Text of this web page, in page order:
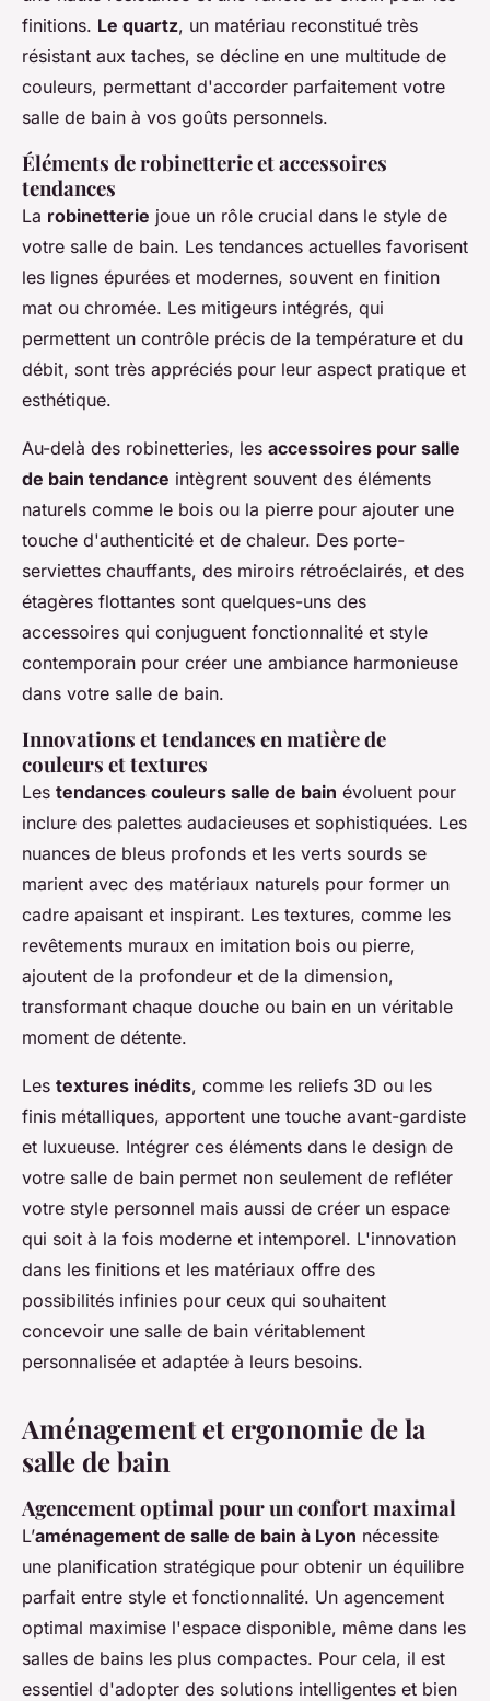
finitions. Le quartz, un matériau reconstitué très
résistant aux taches, se décline en une multitude de
couleurs, permettant d'accorder parfaitement votre
salle de bain à vos goûts personnels.
Éléments de robinetterie et accessoires
tendances
La robinetterie joue un rôle crucial dans le style de
votre salle de bain. Les tendances actuelles favorisent
les lignes épurées et modernes, souvent en finition
mat ou chromée. Les mitigeurs intégrés, qui
permettent un contrôle précis de la température et du
débit, sont très appréciés pour leur aspect pratique et
esthétique.
Au-delà des robinetteries, les accessoires pour salle
de bain tendance intègrent souvent des éléments
naturels comme le bois ou la pierre pour ajouter une
touche d'authenticité et de chaleur. Des porte-
serviettes chauffants, des miroirs rétroéclairés, et des
étagères flottantes sont quelques-uns des
accessoires qui conjuguent fonctionnalité et style
contemporain pour créer une ambiance harmonieuse
dans votre salle de bain.
Innovations et tendances en matière de
couleurs et textures
Les tendances couleurs salle de bain évoluent pour
inclure des palettes audacieuses et sophistiquées. Les
nuances de bleus profonds et les verts sourds se
marient avec des matériaux naturels pour former un
cadre apaisant et inspirant. Les textures, comme les
revêtements muraux en imitation bois ou pierre,
ajoutent de la profondeur et de la dimension,
transformant chaque douche ou bain en un véritable
moment de détente.
Les textures inédits, comme les reliefs 3D ou les
finis métalliques, apportent une touche avant-gardiste
et luxueuse. Intégrer ces éléments dans le design de
votre salle de bain permet non seulement de refléter
votre style personnel mais aussi de créer un espace
qui soit à la fois moderne et intemporel. L'innovation
dans les finitions et les matériaux offre des
possibilités infinies pour ceux qui souhaitent
concevoir une salle de bain véritablement
personnalisée et adaptée à leurs besoins.
Aménagement et ergonomie de la
salle de bain
Agencement optimal pour un confort maximal
L’aménagement de salle de bain à Lyon nécessite
une planification stratégique pour obtenir un équilibre
parfait entre style et fonctionnalité. Un agencement
optimal maximise l'espace disponible, même dans les
salles de bains les plus compactes. Pour cela, il est
essentiel d'adopter des solutions intelligentes et bien